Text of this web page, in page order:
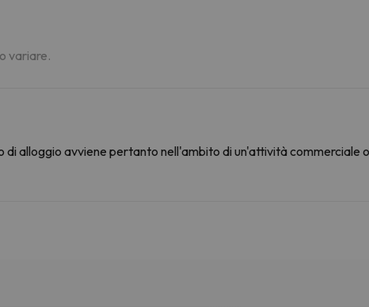
variare.
alloggio avviene pertanto nell'ambito di un'attività commerciale